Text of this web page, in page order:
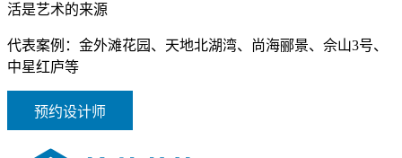
活是艺术的来源
代表案例： 金外滩花园、天地北湖湾、尚海郦景、佘山3号、
中星红庐等
预约设计师